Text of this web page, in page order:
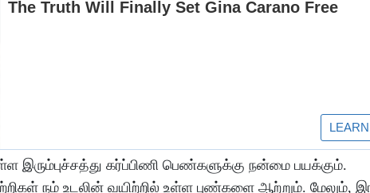
கர்ப்பிணி பெண்களுக்கு நன்மை பயக்கும்.
நம் உடலின் வயிற்றில் உள்ள புண்களை ஆற்றும்.